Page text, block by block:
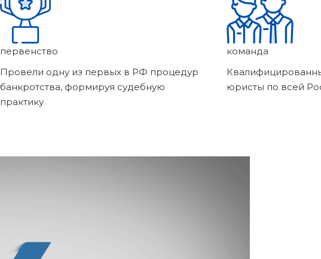
первенство
Провели одну из первых в РФ процедур
банкротства, формируя судебную
практику
команда
юристы по всей